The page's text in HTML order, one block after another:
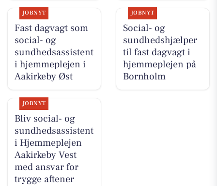
JOBNYT
Fast dagvagt som
social- og
sundhedsassistent
i hjemmeplejen i
Aakirkeby Øst
JOBNYT
Social- og
sundhedshjælper
til fast dagvagt i
hjemmeplejen på
Bornholm
JOBNYT
Bliv social- og
sundhedsassistent
i Hjemmeplejen
Aakirkeby Vest
med ansvar for
trygge aftener